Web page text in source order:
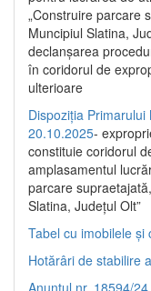
„Construire parcare
Muncipiul Slatina,
declanşarea
în coridorul de
ulterioare
Dispoziția
20.10.2025-
constituie coridorul
amplasamentul
parcare
Slatina, Județul Olt”
Tabel cu imobilele și
Hotărâri de stabilire
Anunțul nr. 18594/